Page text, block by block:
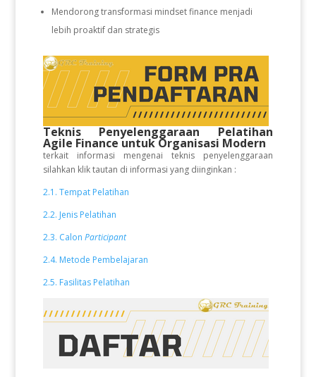
Mendorong transformasi mindset finance menjadi
lebih proaktif dan strategis
Teknis Penyelenggaraan Pelatihan
Agile Finance untuk Organisasi Modern
terkait informasi mengenai teknis penyelenggaraan
silahkan klik tautan di informasi yang diinginkan :
2.1. Tempat Pelatihan
2.2. Jenis Pelatihan
2.3. Calon Participant
2.4. Metode Pembelajaran
2.5. Fasilitas Pelatihan